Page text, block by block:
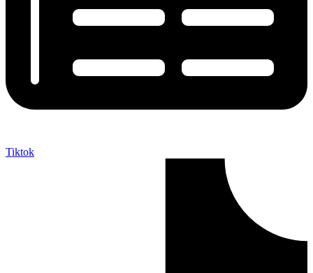
Tiktok